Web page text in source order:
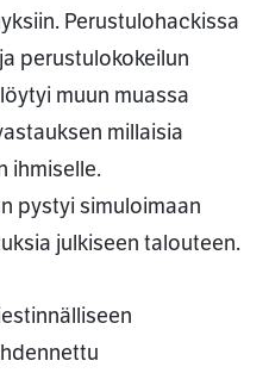
Perustulohackissa
perustulokokeilun
muun muassa
millaisia
ihmiselle.
pystyi simuloimaan
julkiseen talouteen.